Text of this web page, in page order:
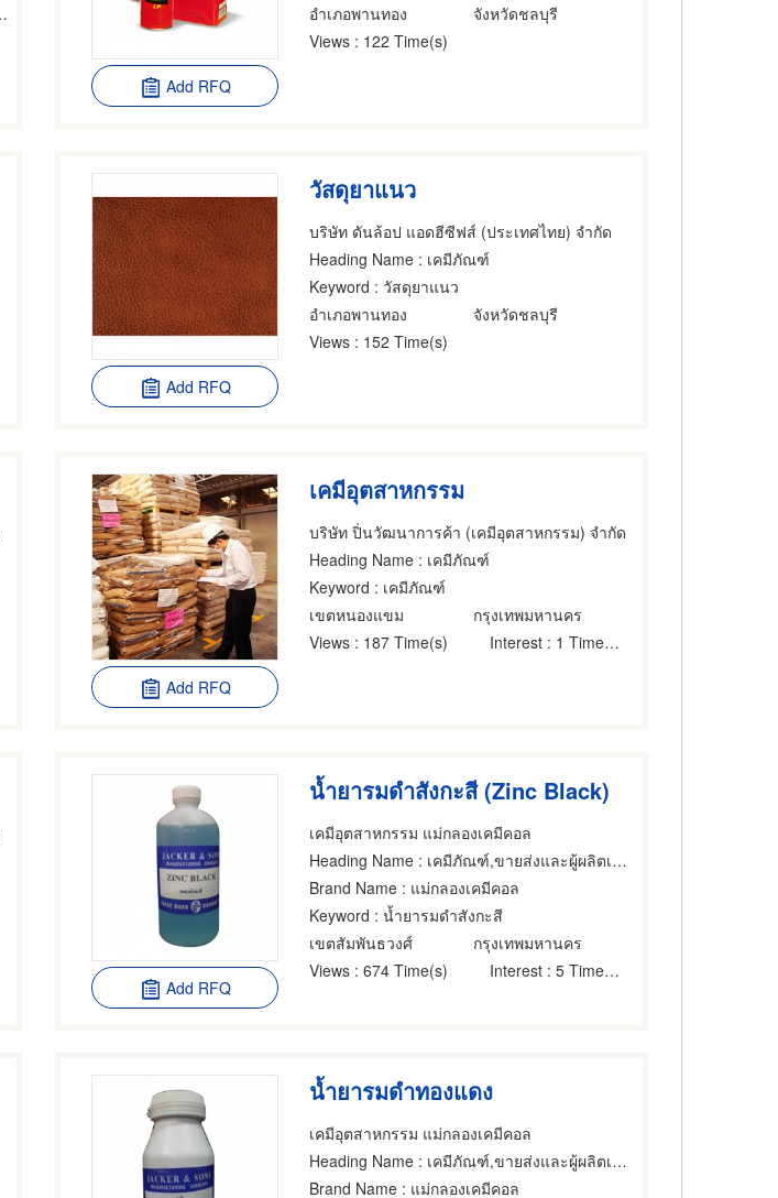
Add RFQ
อำเภอพานทอง
จังหวัดชลบุรี
Views : 122 Time(s)
Add RFQ
วัสดุยาแนว
บริษัท ดันล้อป แอดฮีซีฟส์ (ประเทศไทย) จำกัด
Heading Name : เคมีภัณฑ์
Keyword : วัสดุยาแนว
อำเภอพานทอง
จังหวัดชลบุรี
Views : 152 Time(s)
Add RFQ
เคมีอุตสาหกรรม
บริษัท ปิ่นวัฒนาการค้า (เคมีอุตสาหกรรม) จำกัด
Heading Name : เคมีภัณฑ์
Keyword : เคมีภัณฑ์
เขตหนองแขม
กรุงเทพมหานคร
Views : 187 Time(s) Interest : 1 Time(s)
Add RFQ
น้ำยารมดำสังกะสี (Zinc Black)
เคมีอุตสาหกรรม แม่กลองเคมีคอล
Heading Name : เคมีภัณฑ์,ขายส่งและผู้ผลิตเคมีภัณฑ์
Brand Name : แม่กลองเคมีคอล
Keyword : น้ำยารมดำสังกะสี
เขตสัมพันธวงศ์
กรุงเทพมหานคร
Views : 674 Time(s) Interest : 5 Time(s)
น้ำยารมดำทองแดง
เคมีอุตสาหกรรม แม่กลองเคมีคอล
Heading Name : เคมีภัณฑ์,ขายส่งและผู้ผลิตเคมีภัณฑ์
Brand Name : แม่กลองเคมีคอล